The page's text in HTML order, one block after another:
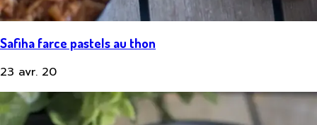
Safiha farce pastels au thon
23 avr. 20